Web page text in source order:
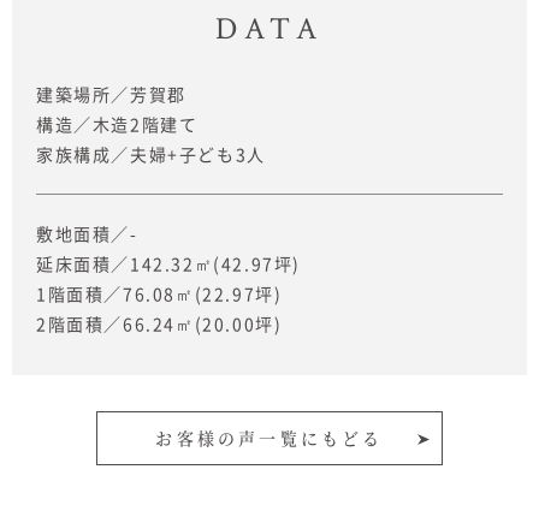
DATA
建築場所
芳賀郡
構造
木造2階建て
家族構成
夫婦+子ども3人
敷地面積
-
延床面積
142.32㎡ (42.97坪)
1階面積
76.08㎡ (22.97坪)
2階面積
66.24㎡ (20.00坪)
お客様の声一覧にもどる